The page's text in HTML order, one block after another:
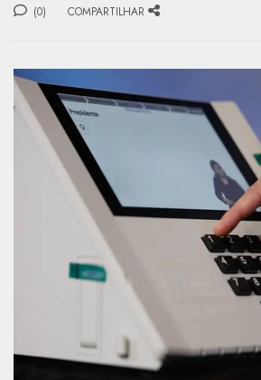
(0) COMPARTILHAR